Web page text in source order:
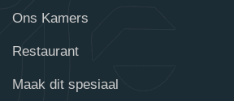
Ons Kamers
Restaurant
Maak dit spesiaal